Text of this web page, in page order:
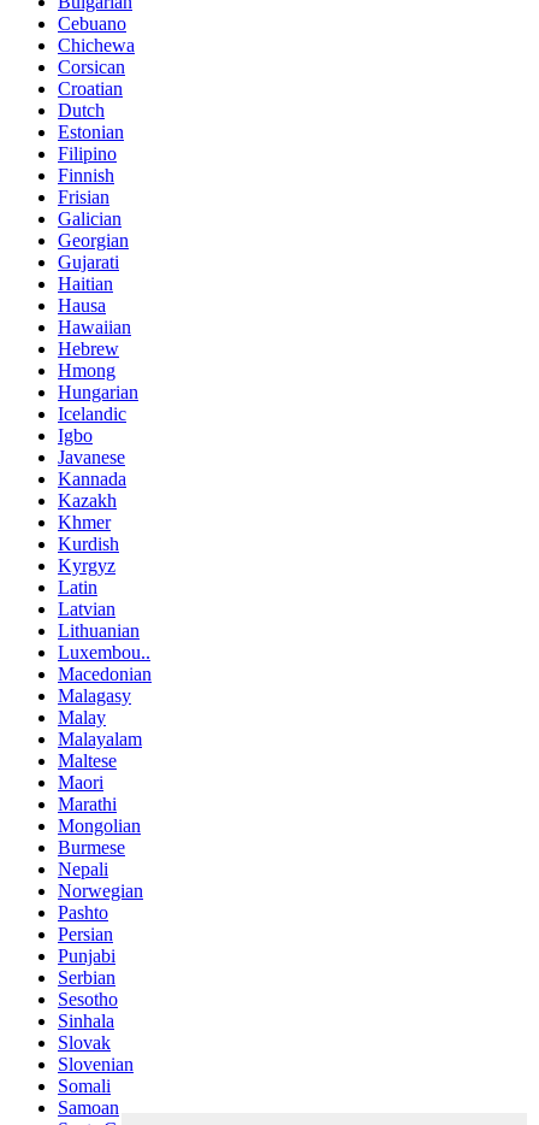
Cebuano
Chichewa
Corsican
Croatian
Dutch
Estonian
Filipino
Finnish
Frisian
Galician
Georgian
Gujarati
Haitian
Hausa
Hawaiian
Hebrew
Hmong
Hungarian
Icelandic
Igbo
Javanese
Kannada
Kazakh
Khmer
Kurdish
Kyrgyz
Latin
Latvian
Lithuanian
Luxembou..
Macedonian
Malagasy
Malay
Malayalam
Maltese
Maori
Marathi
Mongolian
Burmese
Nepali
Norwegian
Pashto
Persian
Punjabi
Serbian
Sesotho
Sinhala
Slovak
Slovenian
Somali
Samoan